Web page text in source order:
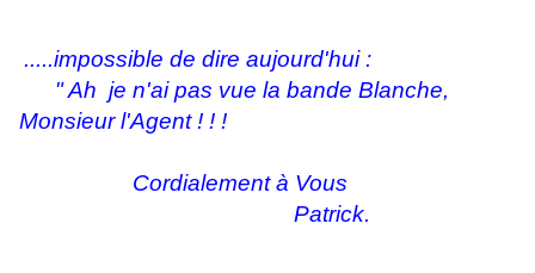
.....impossible de dire aujourd'hui :
" Ah je n'ai pas vue la bande Blanche,
Monsieur l'Agent ! ! !
Cordialement à Vous
Patrick.